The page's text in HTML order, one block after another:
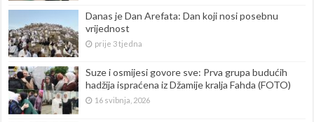
Danas je Dan Arefata: Dan koji nosi posebnu
vrijednost
prije 3 tjedna
Suze i osmijesi govore sve: Prva grupa budućih
hadžija ispraćena iz Džamije kralja Fahda (FOTO)
16 svibnja, 2026